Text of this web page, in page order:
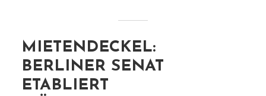
MIETENDECKEL:
BERLINER SENAT
ETABLIERT